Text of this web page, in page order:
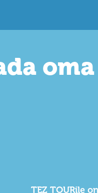
TEZ TOURile